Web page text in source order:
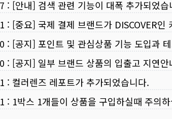
: [안내] 검색 관련 기능이 대폭 추가되었습
: [중요] 국제 결제 브랜드가 DISCOVER
: [공지] 포인트 및 관심상품 기능 도입과
: [공지] 일부 브랜드 상품의 입출고 지연
: 컬러렌즈 레포트가 추가되었습니다.
: 1박스 1개들이 상품을 구입하실때 주의